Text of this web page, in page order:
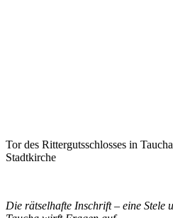
Tor des Rittergutsschlosses in
Stadtkirche
Die rätselhafte Inschrift – eine Stele